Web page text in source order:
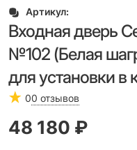
Артикул:
Входная дверь
№102 (Белая
для установки в
00 отзывов
48 180 ₽